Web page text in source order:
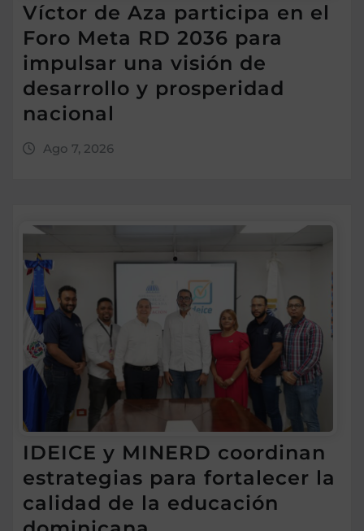
Víctor de Aza participa en el
Foro Meta RD 2036 para
impulsar una visión de
desarrollo y prosperidad
nacional
Ago 7, 2026
IDEICE y MINERD coordinan
estrategias para fortalecer la
calidad de la educación